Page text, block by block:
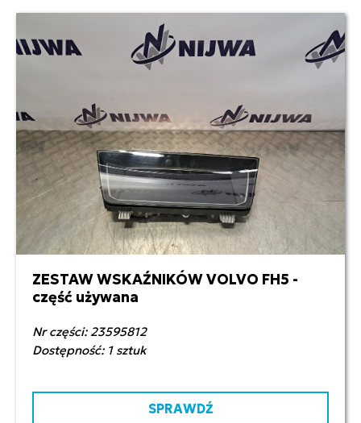
4 500,00 zł netto
ZESTAW WSKAŹNIKÓW VOLVO FH5 -
część używana
Nr części: 23595812
Dostępność: 1 sztuk
SPRAWDŹ